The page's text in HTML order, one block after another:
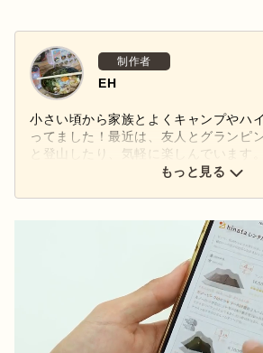
制作者
EH
小さい頃から家族とよくキャンプやハ
ってました！最近は、友人とグランピ
と登山したり、気軽に楽しんでいます
スノーピークです！特にほおずきLED
もっと見る